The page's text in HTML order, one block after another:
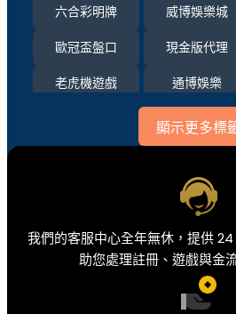
六合彩明牌 威博娛樂城
歐冠盃盤口
現金版代理
老虎機遊戲
通博娛樂
運彩比分
顯示更多標
我們的客服中心全年無休，提供
助您處理註冊、遊戲與金